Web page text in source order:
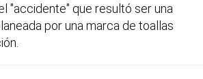
"accidente" que resultó ser una
por una marca de toallas